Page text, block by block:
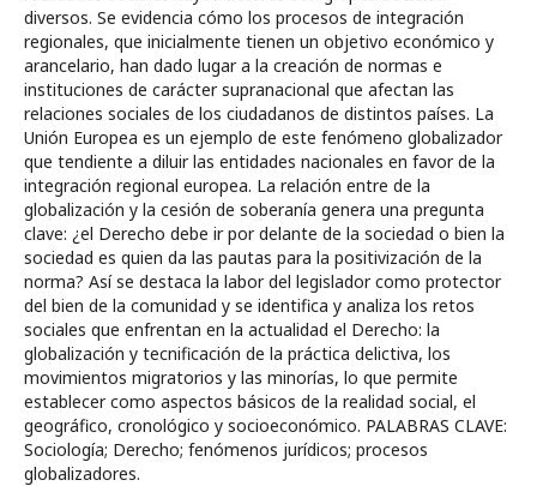
diversos. Se evidencia cómo los procesos de integración
regionales, que inicialmente tienen un objetivo económico y
arancelario, han dado lugar a la creación de normas e
instituciones de carácter supranacional que afectan las
relaciones sociales de los ciudadanos de distintos países. La
Unión Europea es un ejemplo de este fenómeno globalizador
que tendiente a diluir las entidades nacionales en favor de la
integración regional europea. La relación entre de la
globalización y la cesión de soberanía genera una pregunta
clave: ¿el Derecho debe ir por delante de la sociedad o bien la
sociedad es quien da las pautas para la positivización de la
norma? Así se destaca la labor del legislador como protector
del bien de la comunidad y se identifica y analiza los retos
sociales que enfrentan en la actualidad el Derecho: la
globalización y tecnificación de la práctica delictiva, los
movimientos migratorios y las minorías, lo que permite
establecer como aspectos básicos de la realidad social, el
geográfico, cronológico y socioeconómico. PALABRAS CLAVE:
Sociología; Derecho; fenómenos jurídicos; procesos
globalizadores.